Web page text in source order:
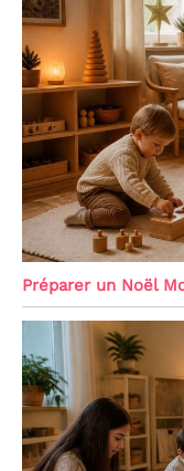
Préparer un Noël